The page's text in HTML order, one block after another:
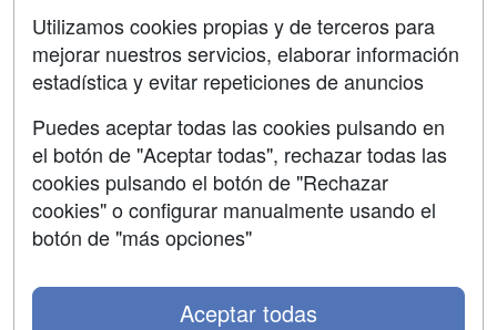
Contactar
Confidencialidad
Aviso legal
Copyleft
Utilizamos cookies propias y de terceros para
mejorar nuestros servicios, elaborar información
estadística y evitar repeticiones de anuncios
Puedes aceptar todas las cookies pulsando en
el botón de "Aceptar todas", rechazar todas las
cookies pulsando el botón de "Rechazar
cookies" o configurar manualmente usando el
botón de "más opciones"
Aceptar todas